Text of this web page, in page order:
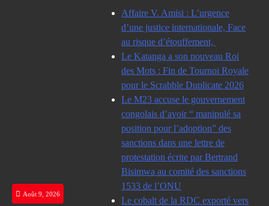
Août 9, 2026
Affaire V. Amisi : L’urgence
d’une justice internationale, Face
au risque d’étouffement,
Le Katanga a son nouveau Roi
des Mots : Fin de Tournoi Royale
pour le Scrabble Duplicate 2026
Le M23 accuse le gouvernement
congolais d’avoir “ manipulé sa
position pour l’adoption” des
sanctions dans une lettre de
protestation écrite par Bertrand
Bisimwa au comité des sanctions
1533 de l’ONU
Le cobalt de la RDC exporté vers